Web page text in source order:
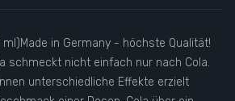
ml)Made in Germany - höchste Qualität!
schmeckt nicht einfach nur nach Cola.
unterschiedliche Effekte erzielt